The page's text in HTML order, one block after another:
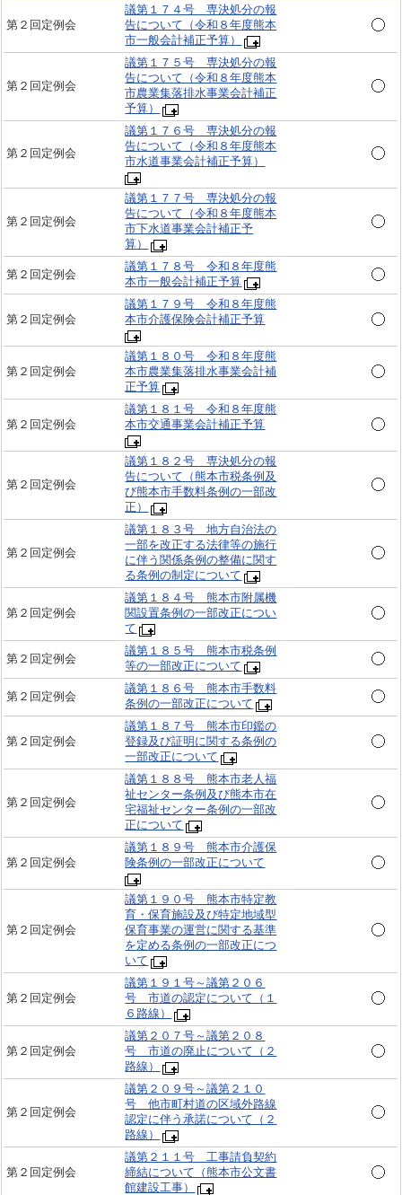
第２回定例会
議第１７４号 専決処分の報
告について（令和８年度熊本
市一般会計補正予算）
第２回定例会
議第１７５号 専決処分の報
告について（令和８年度熊本
市農業集落排水事業会計補正
予算）
第２回定例会
議第１７６号 専決処分の報
告について（令和８年度熊本
市水道事業会計補正予算）
第２回定例会
議第１７７号 専決処分の報
告について（令和８年度熊本
市下水道事業会計補正予
算）
第２回定例会
議第１７８号 令和８年度熊
本市一般会計補正予算
第２回定例会
議第１７９号 令和８年度熊
本市介護保険会計補正予算
第２回定例会
議第１８０号 令和８年度熊
本市農業集落排水事業会計補
正予算
第２回定例会
議第１８１号 令和８年度熊
本市交通事業会計補正予算
第２回定例会
議第１８２号 専決処分の報
告について（熊本市税条例及
び熊本市手数料条例の一部改
正）
第２回定例会
議第１８３号 地方自治法の
一部を改正する法律等の施行
に伴う関係条例の整備に関す
る条例の制定について
第２回定例会
議第１８４号 熊本市附属機
関設置条例の一部改正につい
て
第２回定例会
議第１８５号 熊本市税条例
等の一部改正について
第２回定例会
議第１８６号 熊本市手数料
条例の一部改正について
第２回定例会
議第１８７号 熊本市印鑑の
登録及び証明に関する条例の
一部改正について
第２回定例会
議第１８８号 熊本市老人福
祉センター条例及び熊本市在
宅福祉センター条例の一部改
正について
第２回定例会
議第１８９号 熊本市介護保
険条例の一部改正について
第２回定例会
議第１９０号 熊本市特定教
育・保育施設及び特定地域型
保育事業の運営に関する基準
を定める条例の一部改正につ
いて
第２回定例会
議第１９１号～議第２０６
号 市道の認定について（１
６路線）
第２回定例会
議第２０７号～議第２０８
号 市道の廃止について（２
路線）
第２回定例会
議第２０９号～議第２１０
号 他市町村道の区域外路線
認定に伴う承諾について（２
路線）
第２回定例会
議第２１１号 工事請負契約
締結について（熊本市公文書
館建設工事）